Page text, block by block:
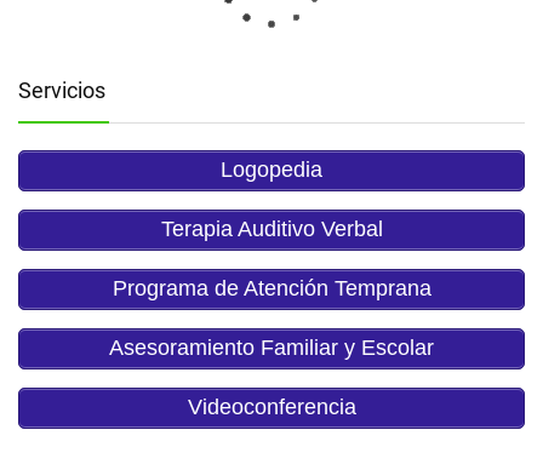
Servicios
Logopedia
Terapia Auditivo Verbal
Programa de Atención Temprana
Asesoramiento Familiar y Escolar
Videoconferencia